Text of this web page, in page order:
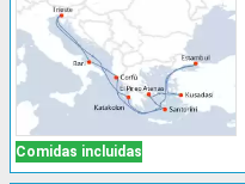
Comidas incluidas